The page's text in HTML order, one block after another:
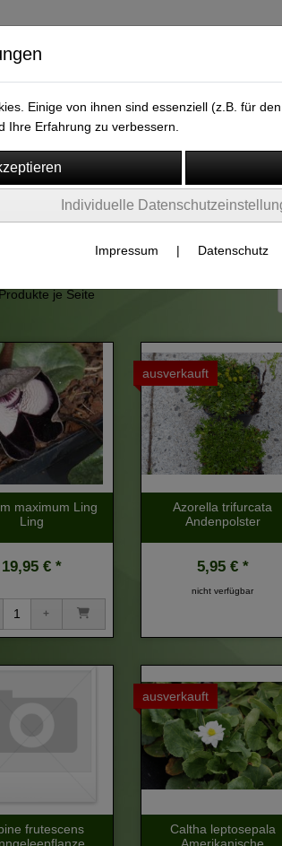
Widerruf
Produkte je Seite
maximum Ling
Ling
19,95 € *
ausverkauft
Azorella trifurcata
Andenpolster
5,95 € *
nicht verfügbar
frutescens
ausverkauft
Caltha leptosepala
Einige von ihnen sind essenziell (z.B. für
Ihre Erfahrung zu verbessern.
Individuelle
Impressum | Datenschutz